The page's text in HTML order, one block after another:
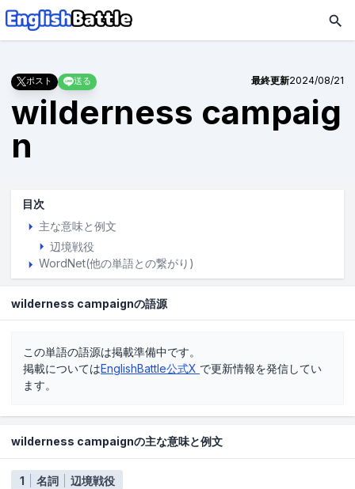
ポスト 送る 最終更新2024/08/21
wilderness campaig
n
目次
主な意味と例文
辺境戦役
WordNet(他の単語との繋がり)
wilderness campaignの語源
この単語の語源は掲載準備中です。
掲載についてはEnglishBattle公式X で更新情報を発信してい
ます。
wilderness campaignの主な意味と例文
1 名詞 辺境戦役